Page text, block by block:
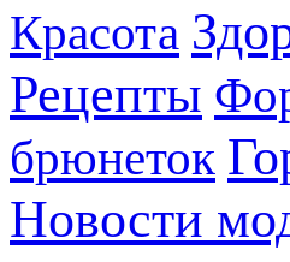
Красота
Рецепты
брюнеток
Новости